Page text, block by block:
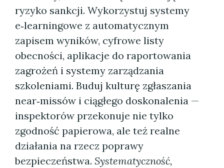
ryzyko sankcji. Wykorzystuj systemy
e‑learningowe z automatycznym
zapisem wyników, cyfrowe listy
obecności, aplikacje do raportowania
zagrożeń i systemy zarządzania
szkoleniami. Buduj kulturę zgłaszania
near‑missów i ciągłego doskonalenia —
inspektorów przekonuje nie tylko
zgodność papierowa, ale też realne
działania na rzecz poprawy
bezpieczeństwa. Systematyczność,